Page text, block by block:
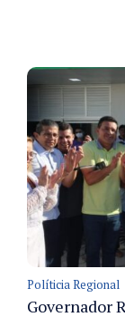
Políticia Regional